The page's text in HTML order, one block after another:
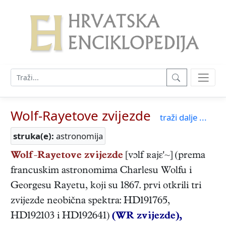
Wolf-Rayetove zvijezde
traži dalje ...
struka(e): astronomija
Wolf-Rayetove zvijezde [vɔlf ʀajɛ'~] (prema
francuskim astronomima Charlesu Wolfu i
Georgesu Rayetu, koji su 1867. prvi otkrili tri
zvijezde neobična spektra: HD191765,
HD192103 i HD192641) (WR zvijezde),